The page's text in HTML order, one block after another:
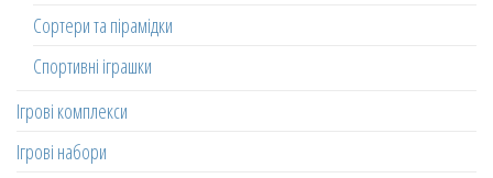
Сортери та пірамідки
Спортивні іграшки
Ігрові комплекси
Ігрові набори